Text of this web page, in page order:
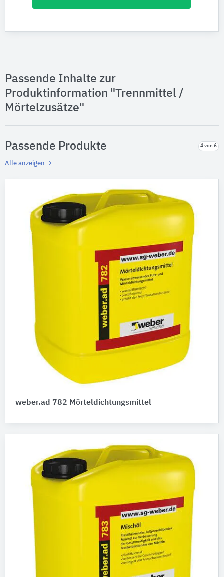
Passende Inhalte zur
Produktinformation "Trennmittel /
Mörtelzusätze"
Passende Produkte 4 von 6
Alle anzeigen
weber.ad 782 Mörteldichtungsmittel